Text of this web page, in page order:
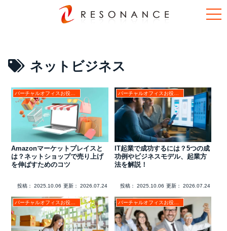
ネットビジネス
バーチャルオフィスお役立ちコラム
Amazonマーケットプレイスと
は？ネットショップで売り上げ
を伸ばすためのコツ
投稿： 2025.10.06 更新： 2026.07.24
バーチャルオフィスお役立ちコラム
IT起業で成功するには？5つの成
功例やビジネスモデル、起業方
法を解説！
投稿： 2025.10.06 更新： 2026.07.24